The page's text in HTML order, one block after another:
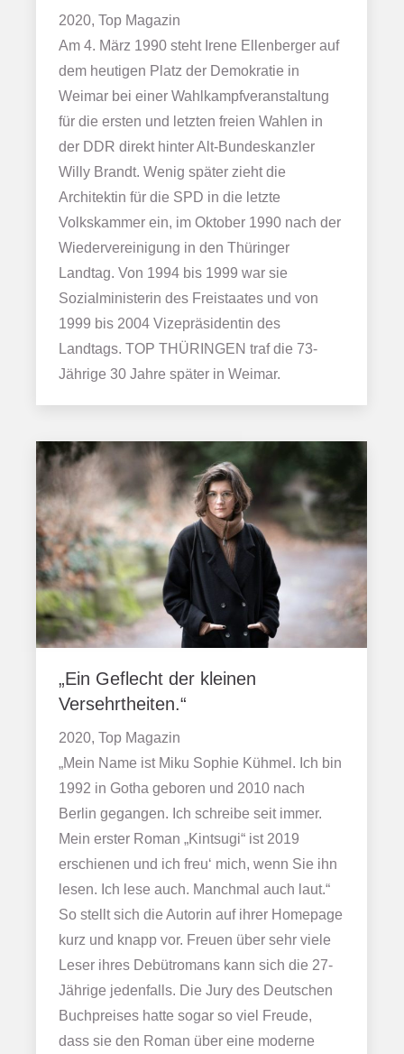
2020, Top Magazin
Am 4. März 1990 steht Irene Ellenberger auf
dem heutigen Platz der Demokratie in
Weimar bei einer Wahlkampfveranstaltung
für die ersten und letzten freien Wahlen in
der DDR direkt hinter Alt-Bundeskanzler
Willy Brandt. Wenig später zieht die
Architektin für die SPD in die letzte
Volkskammer ein, im Oktober 1990 nach der
Wiedervereinigung in den Thüringer
Landtag. Von 1994 bis 1999 war sie
Sozialministerin des Freistaates und von
1999 bis 2004 Vizepräsidentin des
Landtags. TOP THÜRINGEN traf die 73-
Jährige 30 Jahre später in Weimar.
„Ein Geflecht der kleinen
Versehrtheiten.“
2020, Top Magazin
„Mein Name ist Miku Sophie Kühmel. Ich bin
1992 in Gotha geboren und 2010 nach
Berlin gegangen. Ich schreibe seit immer.
Mein erster Roman „Kintsugi“ ist 2019
erschienen und ich freu‘ mich, wenn Sie ihn
lesen. Ich lese auch. Manchmal auch laut.“
So stellt sich die Autorin auf ihrer Homepage
kurz und knapp vor. Freuen über sehr viele
Leser ihres Debütromans kann sich die 27-
Jährige jedenfalls. Die Jury des Deutschen
Buchpreises hatte sogar so viel Freude,
dass sie den Roman über eine moderne